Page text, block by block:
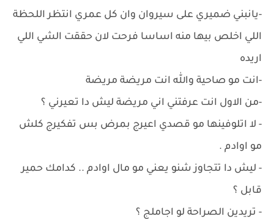
-يانبني ضميري على سيروان وان كل عمري انتظر اللحظة
اللي اخلص بيها منه اساسا فرحت لان حققت الشي اللي
اريده
-انت مو صاحية والله انت مريضة مريضة
-من الاول انت عرفتني اني مريضة ليش دا تعيرني ؟
- لا اتلوفينها مو قصدي اعيرج بمرض بس تفكيرج كلش
مو اوادم .
- ليش دا تتجاوز شنو يعني مو مال اوادم .. كدامك حمير
قابل ؟
- تريدين الصراحة لو اجاملج ؟